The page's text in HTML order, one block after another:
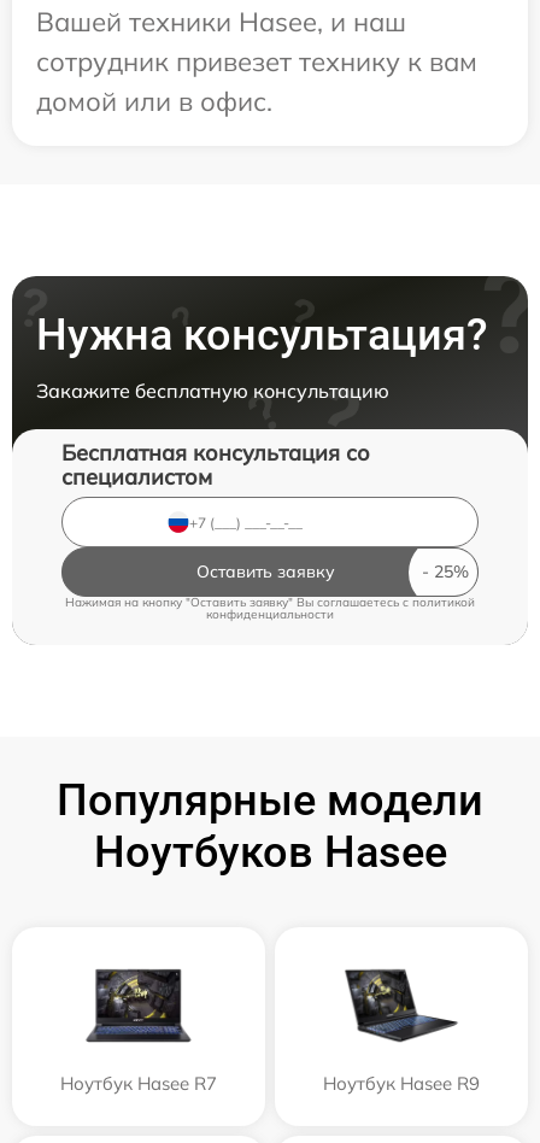
Вашей техники Hasee, и наш
сотрудник привезет технику к вам
домой или в офис.
Нужна консультация?
Закажите бесплатную консультацию
Бесплатная консультация со
специалистом
Оставить заявку
Нажимая на кнопку "Оставить заявку" Вы соглашаетесь cполитикой
конфиденциальности
Популярные модели
Ноутбуков Hasee
Ноутбук Hasee R7 Ноутбук Hasee R9